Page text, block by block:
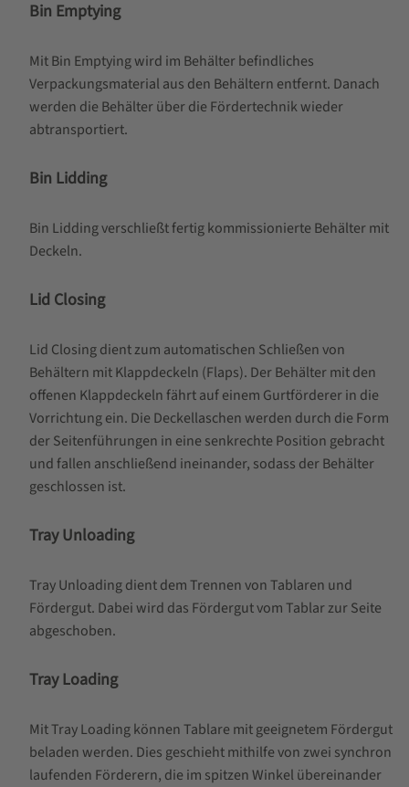
Bin Emptying
Mit Bin Emptying wird im Behälter befindliches
Verpackungsmaterial aus den Behältern entfernt. Danach
werden die Behälter über die Fördertechnik wieder
abtransportiert.
Bin Lidding
Bin Lidding verschließt fertig kommissionierte Behälter mit
Deckeln.
Lid Closing
Lid Closing dient zum automatischen Schließen von
Behältern mit Klappdeckeln (Flaps). Der Behälter mit den
offenen Klappdeckeln fährt auf einem Gurtförderer in die
Vorrichtung ein. Die Deckellaschen werden durch die Form
der Seitenführungen in eine senkrechte Position gebracht
und fallen anschließend ineinander, sodass der Behälter
geschlossen ist.
Tray Unloading
Tray Unloading dient dem Trennen von Tablaren und
Fördergut. Dabei wird das Fördergut vom Tablar zur Seite
abgeschoben.
Tray Loading
Mit Tray Loading können Tablare mit geeignetem Fördergut
beladen werden. Dies geschieht mithilfe von zwei synchron
laufenden Förderern, die im spitzen Winkel übereinander